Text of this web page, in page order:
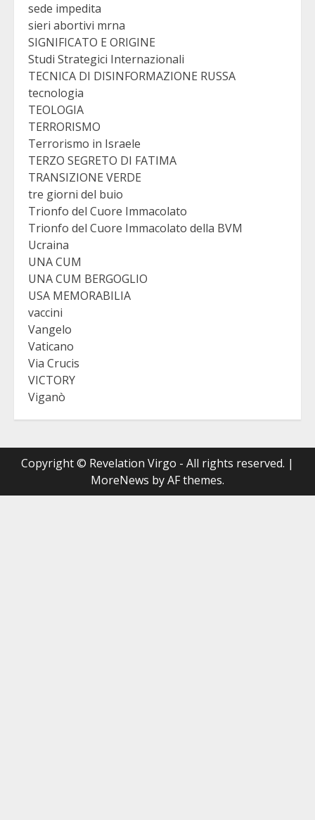
sede impedita
sieri abortivi mrna
SIGNIFICATO E ORIGINE
Studi Strategici Internazionali
TECNICA DI DISINFORMAZIONE RUSSA
tecnologia
TEOLOGIA
TERRORISMO
Terrorismo in Israele
TERZO SEGRETO DI FATIMA
TRANSIZIONE VERDE
tre giorni del buio
Trionfo del Cuore Immacolato
Trionfo del Cuore Immacolato della BVM
Ucraina
UNA CUM
UNA CUM BERGOGLIO
USA MEMORABILIA
vaccini
Vangelo
Vaticano
Via Crucis
VICTORY
Viganò
Copyright © Revelation Virgo - All rights reserved. |
MoreNews by AF themes.